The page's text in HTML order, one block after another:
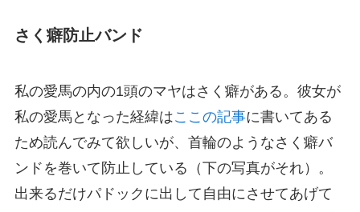
さく癖防止バンド
私の愛馬の内の1頭のマヤはさく癖がある。彼女が
私の愛馬となった経緯はここの記事に書いてある
ため読んでみて欲しいが、首輪のようなさく癖バ
ンドを巻いて防止している（下の写真がそれ）。
出来るだけパドックに出して自由にさせてあげて